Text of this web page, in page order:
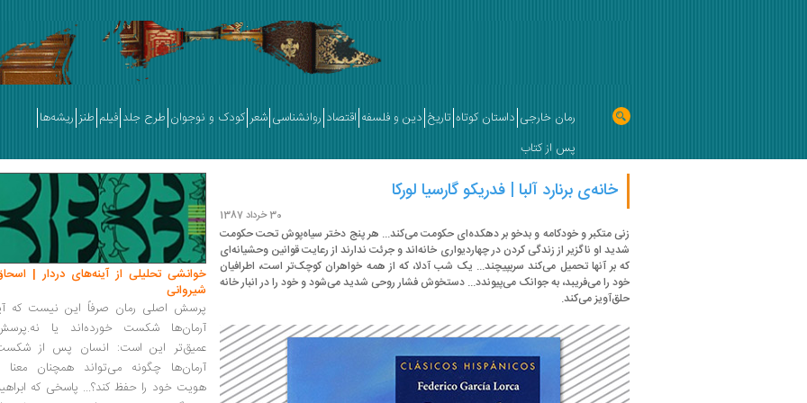
رمان خارجی داستان کوتاه تاریخ دین و فلسفه اقتصاد روانشناسی شعر کودک و نوجوان طرح جلد فیلم طنز ریشه‌ها
پس از کتاب
خانه‌ی برنارد آلبا | فدریکو گارسیا لورکا‌
30 خرداد 1387
زنی متکبر و خودکامه و بدخو بر دهکده‌ای حکومت می‌کند... هر پنج دختر سیاه‌پوش تحت حکومت
شدید او ناگزیر از زندگی کردن در چهاردیواری خانه‌اند و جرئت ندارند از رعایت قوانین وحشیانه‌ای
که بر آنها تحمیل می‌کند سربپیچند... یک شب‌ آدلا، که از همه خواهران کوچک‌تر است، اطرافیان
خود را می‌فریبد، ‌به جوانک می‌پیوندد... دستخوش فشار روحی شدید می‌شود و خود را در انبار خانه
حلق‌آویز می‌کند.
خوانشی تحلیلی از آینه‌های دردار |
شیروانی
پرسش اصلی رمان صرفاً این نیست که
آرمان‌ها شکست خورده‌اند یا
عمیق‌تر این است: انسان پس از
آرمان‌ها چگونه می‌تواند همچنان معنا
هویت خود را حفظ کند؟... پاسخی که